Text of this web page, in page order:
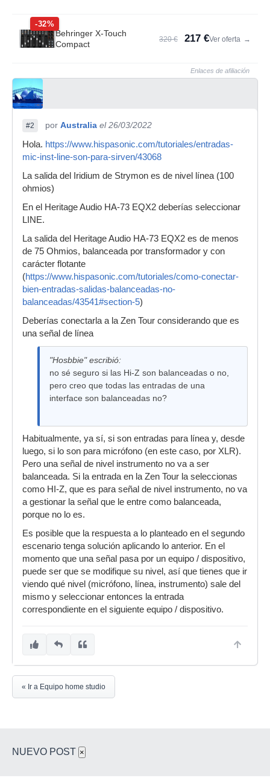
-32%
Behringer X-Touch
Compact
320 € 217 €Ver oferta →
Enlaces de afiliación
#2 por Australia el 26/03/2022
Hola. https://www.hispasonic.com/tutoriales/entradas-
mic-inst-line-son-para-sirven/43068
La salida del Iridium de Strymon es de nivel línea (100
ohmios)
En el Heritage Audio HA-73 EQX2 deberías seleccionar
LINE.
La salida del Heritage Audio HA-73 EQX2 es de menos
de 75 Ohmios, balanceada por transformador y con
carácter flotante
(https://www.hispasonic.com/tutoriales/como-conectar-
bien-entradas-salidas-balanceadas-no-
balanceadas/43541#section-5)
Deberías conectarla a la Zen Tour considerando que es
una señal de línea
"Hosbbie" escribió:
no sé seguro si las Hi-Z son balanceadas o no,
pero creo que todas las entradas de una
interface son balanceadas no?
Habitualmente, ya sí, si son entradas para línea y, desde
luego, si lo son para micrófono (en este caso, por XLR).
Pero una señal de nivel instrumento no va a ser
balanceada. Si la entrada en la Zen Tour la seleccionas
como HI-Z, que es para señal de nivel instrumento, no va
a gestionar la señal que le entre como balanceada,
porque no lo es.
Es posible que la respuesta a lo planteado en el segundo
escenario tenga solución aplicando lo anterior. En el
momento que una señal pasa por un equipo / dispositivo,
puede ser que se modifique su nivel, así que tienes que ir
viendo qué nivel (micrófono, línea, instrumento) sale del
mismo y seleccionar entonces la entrada
correspondiente en el siguiente equipo / dispositivo.
« Ir a Equipo home studio
NUEVO POST ×